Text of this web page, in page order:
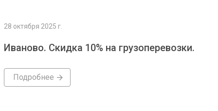
28 октября 2025 г.
Иваново. Скидка 10% на грузоперевозки.
Подробнее